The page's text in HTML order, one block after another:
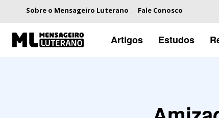
Sobre o Mensageiro Luterano Fale Conosco
Artigos Estudos